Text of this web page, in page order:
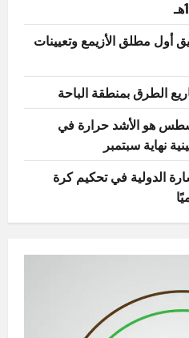
أول مطلق الأزيمع وتعيينات
الطرق بمنطقة الباحة
هو الأشد حرارة في
نهاية سبتمبر
الدولية في تحكيم كرة